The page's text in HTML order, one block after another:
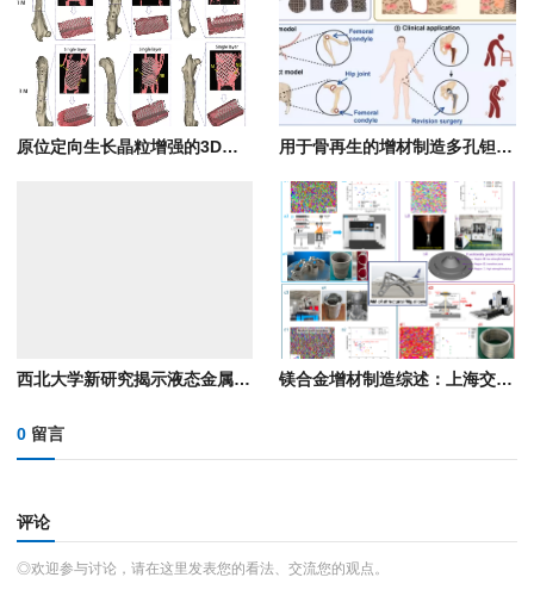
原位定向生长晶粒增强的3D打印骨缺损修复生物陶瓷支架 用于骨再生的增材制造多孔钽支架的精确孔结构优化：概念验证研究
西北大学新研究揭示液态金属原子级排列对激光增材制造晶粒结构的决定性作用 镁合金增材制造综述：上海交大四大技术路线全解析
0 留言
评论
◎欢迎参与讨论，请在这里发表您的看法、交流您的观点。